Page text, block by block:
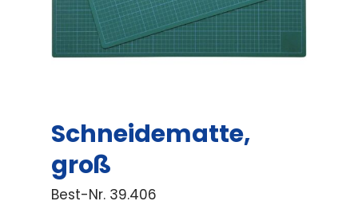
Schneidematte,
groß
Best-Nr. 39.406